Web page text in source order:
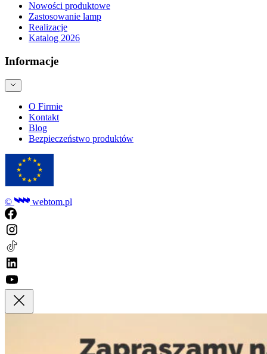
Nowości produktowe
Zastosowanie lamp
Realizacje
Katalog 2026
Informacje
O Firmie
Kontakt
Blog
Bezpieczeństwo produktów
© webtom.pl